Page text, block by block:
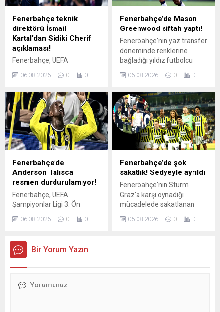
lacivertliler, rövanş
öncesinde tur için büyük bir
avantaj elde etti. Spor
yazarları, Fenerbahçe-
Strum Graz maçını dikkat
çeken ifadelerle
değerlendirdi. İşte...
Fenerbahçe teknik
direktörü İsmail
Kartal’dan Sidiki Cherif
açıklaması!
Fenerbahçe, UEFA
Eleme turu ilk maçında
0'lık skorla mağlup etti.
Karşılaşmanın ardından sarı-
lacivertlilerde teknik direktör
İsmail Kartal'dan dikkat
çeken açıklamalar geldi. İşte
o sözler...
06.08.2026 0 0
Fenerbahçe’de Mason
Greenwood siftah yaptı!
Fenerbahçe'nin yaz transfer
döneminde renklerine
bağladığı yıldız futbolcu
lacivertli formayla ilk golünü
06.08.2026 0 0
Fenerbahçe’de
Anderson Talisca
resmen durdurulamıyor!
Fenerbahçe, UEFA
Şampiyonlar Ligi 3. Ön
Sturm Graz'ı konuk etti. Bu
lacivertlilerin Brezilyalı yıldızı
Anderson Talisca yine
06.08.2026 0 0
Fenerbahçe’de şok
sakatlık! Sedyeyle ayrıldı
Fenerbahçe'nin Sturm
Graz'a karşı oynadığı
mücadelede sakatlanan
sedye ile terk etti. İşte
05.08.2026 0 0
Bir Yorum Yazın